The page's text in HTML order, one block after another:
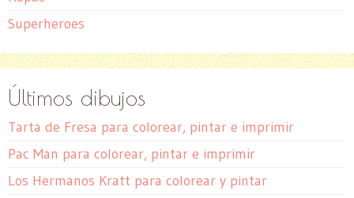
Superheroes
Últimos dibujos
Tarta de Fresa para colorear, pintar e imprimir
Pac Man para colorear, pintar e imprimir
Los Hermanos Kratt para colorear y pintar